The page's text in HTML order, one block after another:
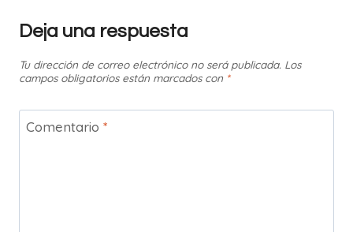
Deja una respuesta
Tu dirección de correo electrónico no será publicada. Los
campos obligatorios están marcados con *
Comentario *